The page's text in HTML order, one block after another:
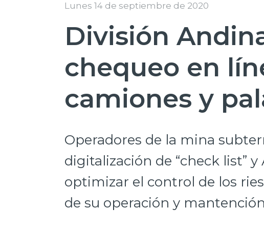
Lunes 14 de septiembre de 2020
División
chequeo en
camiones y
Operadores de la mina
digitalización de “check list”
optimizar el control de los
de su operación y